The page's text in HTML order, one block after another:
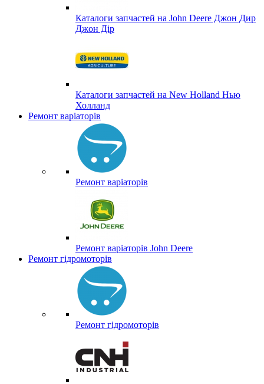
Каталоги запчастей на John Deere Джон Дир
Джон Дір
Каталоги запчастей на New Holland Нью
Холланд
Ремонт варіаторів
Ремонт варіаторів
Ремонт варіаторів John Deere
Ремонт гідромоторів
Ремонт гідромоторів